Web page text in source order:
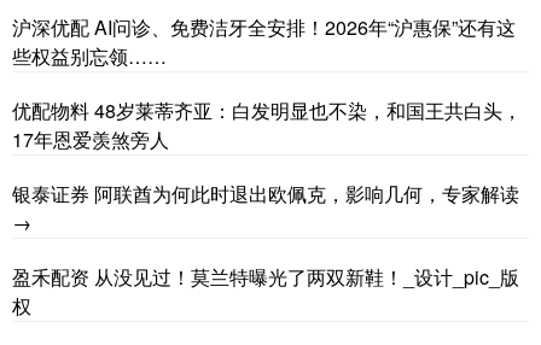
沪深优配 AI问诊、免费洁牙全安排！2026年“沪惠保”还有这
些权益别忘领……
优配物料 48岁莱蒂齐亚：白发明显也不染，和国王共白头，
17年恩爱羡煞旁人
银泰证券 阿联酋为何此时退出欧佩克，影响几何，专家解读
→
盈禾配资 从没见过！莫兰特曝光了两双新鞋！_设计_pic_版
权